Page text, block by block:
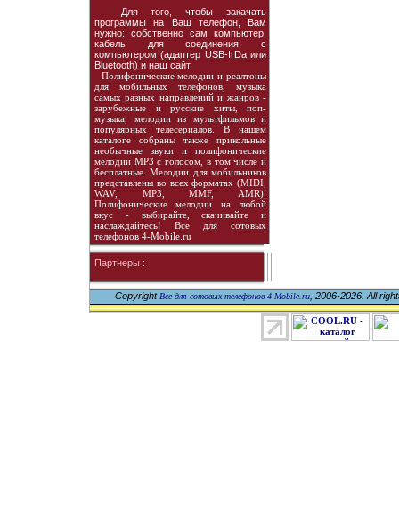
Для того, чтобы закачать
программы на Ваш телефон, Вам
нужно: собственно сам компьютер,
кабель для соединения с
компьютером (адаптер USB-IrDa или
Bluetooth) и наш сайт.
Полифонические мелодии и реалтоны
для мобильных телефонов, музыка
самых разных направлений и жанров -
зарубежные и русские хиты, поп-
музыка, мелодии из мультфильмов и
популярных телесериалов. В нашем
каталоге собраны также прикольные
необычные звуки и полифонические
мелодии MP3 с голосом, в том числе и
бесплатные. Мелодии для мобильников
представлены во всех форматах (MIDI,
WAV, MP3, MMF, AMR).
Полифонические мелодии на любой
вкус - выбирайте, скачивайте и
наслаждайтесь! Все для сотовых
телефонов 4-Mobile.ru
Партнеры :
Copyright Все для сотовых телефонов 4-Mobile.ru, 2006-2026. All